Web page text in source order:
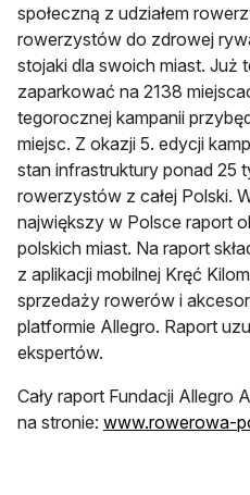
społeczną z udziałem
rowerzystów do zdrowej
stojaki dla swoich miast. Już
zaparkować na 2138
tegorocznej kampanii
miejsc. Z okazji 5. edycji
stan infrastruktury ponad 25
rowerzystów z całej Polski.
największy w Polsce raport
polskich miast. Na raport
z aplikacji mobilnej Kręć
sprzedaży rowerów i
platformie Allegro. Raport
ekspertów.
Cały raport Fundacji Allegro
na stronie: www.rowerowa-